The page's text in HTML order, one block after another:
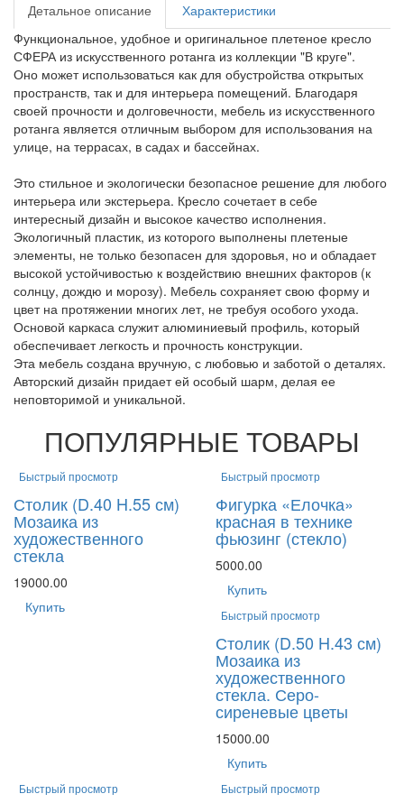
Детальное описание
Характеристики
Функциональное, удобное и оригинальное плетеное кресло
СФЕРА из искусственного ротанга из коллекции "В круге".
Оно может использоваться как для обустройства открытых
пространств, так и для интерьера помещений. Благодаря
своей прочности и долговечности, мебель из искусственного
ротанга является отличным выбором для использования на
улице, на террасах, в садах и бассейнах.
Это стильное и экологически безопасное решение для любого
интерьера или экстерьера. Кресло сочетает в себе
интересный дизайн и высокое качество исполнения.
Экологичный пластик, из которого выполнены плетеные
элементы, не только безопасен для здоровья, но и обладает
высокой устойчивостью к воздействию внешних факторов (к
солнцу, дождю и морозу). Мебель сохраняет свою форму и
цвет на протяжении многих лет, не требуя особого ухода.
Основой каркаса служит алюминиевый профиль, который
обеспечивает легкость и прочность конструкции.
Эта мебель создана вручную, с любовью и заботой о деталях.
Авторский дизайн придает ей особый шарм, делая ее
неповторимой и уникальной.
ПОПУЛЯРНЫЕ ТОВАРЫ
Быстрый просмотр
Столик (D.40 H.55 см)
Мозаика из
художественного
стекла
19000.00
Купить
Быстрый просмотр
Фигурка «Елочка»
красная в технике
фьюзинг (стекло)
5000.00
Купить
Быстрый просмотр
Столик (D.50 H.43 см)
Мозаика из
художественного
стекла. Серо-
сиреневые цветы
15000.00
Купить
Быстрый просмотр Быстрый просмотр